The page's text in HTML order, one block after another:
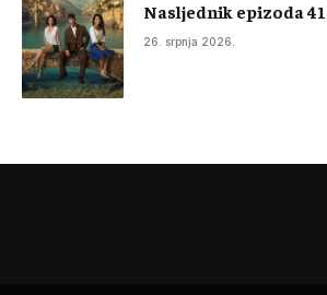
Nasljednik epizoda 41
26. srpnja 2026.